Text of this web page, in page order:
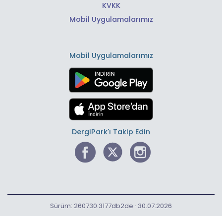
KVKK
Mobil Uygulamalarımız
Mobil Uygulamalarımız
DergiPark'ı Takip Edin
Sürüm: 260730.3177db2de · 30.07.2026